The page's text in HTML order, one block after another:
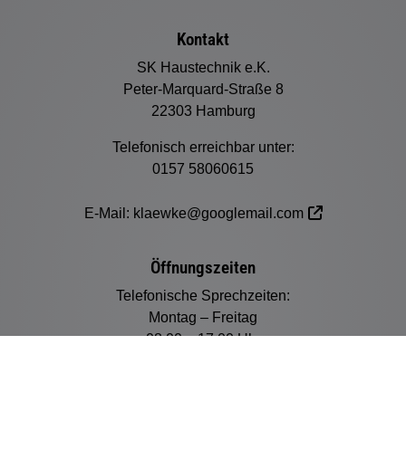
Footer - Kontaktdaten und Öffnungszeiten
Kontakt
SK Haustechnik e.K.
Peter-Marquard-Straße 8
22303 Hamburg
Telefonisch erreichbar unter:
0157 58060615
E-Mail: klaewke@googlemail.com
Öffnungszeiten
Telefonische Sprechzeiten:
Montag – Freitag
08:00 – 17:00 Uhr